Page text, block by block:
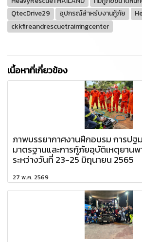
QtecDrive29
อุปกรณ์สำหรับงานกู้ภัย
ckkfireandrescuetrainingcenter
เนื้อหาที่เกี่ยวข้อง
ภาพบรรยากาศงานฝึกอบรม การปฐ
มาตรฐานและการกู้ภัยอุบัติเหตุยาน
ระหว่างวันที่ 23-25 มิถุนายน 2565
27 พ.ค. 2569